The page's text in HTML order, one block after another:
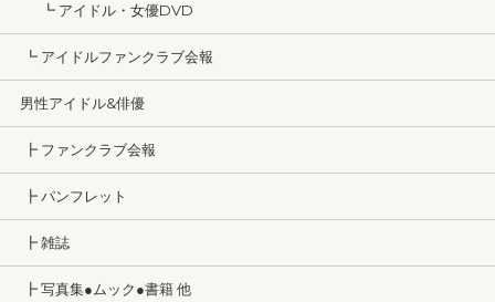
┗ アイドル・女優DVD
┗ アイドルファンクラブ会報
男性アイドル&俳優
┣ ファンクラブ会報
┣ パンフレット
┣ 雑誌
┣ 写真集●ムック●書籍 他